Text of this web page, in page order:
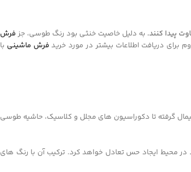
پیدا کنند. به دلیل خاصیت خنثی بود رنگ طوسی، جز فرش
دریافت اطلاعات بیشتر در مورد خرید فرش ماشینی با
گرفته تا دکوراسیون ‌های مجلل و کلاسیک، حاشیه طوسی
محیط ایجاد حس تعادل خواهد کرد. ترکیب آن با رنگ ‌های